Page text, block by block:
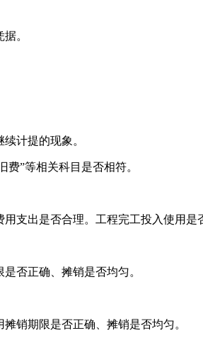
。
计提的现象。
”等相关科目是否相符。
支出是否合理。工程完工投入使用是
否正确、摊销是否均匀。
销期限是否正确、摊销是否均匀。